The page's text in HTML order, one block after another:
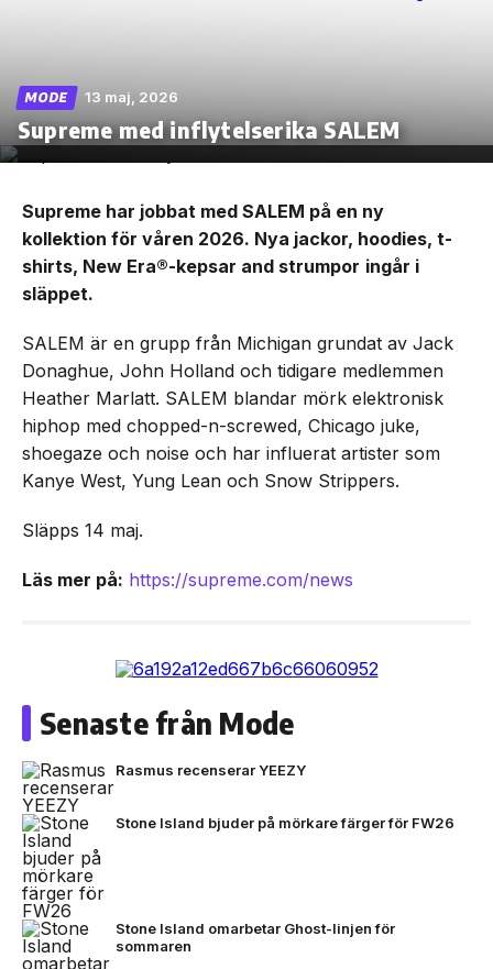
Skip
the
content
MODE 13 maj, 2026
Supreme med inflytelserika SALEM
Supreme har jobbat med SALEM på en ny
kollektion för våren 2026. Nya jackor, hoodies, t-
shirts, New Era®-kepsar and strumpor ingår i
släppet.
SALEM är en grupp från Michigan grundat av Jack
Donaghue, John Holland och tidigare medlemmen
Heather Marlatt. SALEM blandar mörk elektronisk
hiphop med chopped-n-screwed, Chicago juke,
shoegaze och noise och har influerat artister som
Kanye West, Yung Lean och Snow Strippers.
Släpps 14 maj.
Läs mer på: https://supreme.com/news
Senaste från Mode
Rasmus recenserar YEEZY
Stone Island bjuder på mörkare färger för FW26
Stone Island omarbetar Ghost-linjen för
sommaren